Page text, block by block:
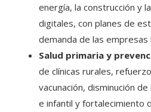
energía, la construcción y
digitales, con planes de
demanda de las empresas
Salud primaria y
de clínicas rurales,
vacunación, disminución
e infantil y fortalecimiento